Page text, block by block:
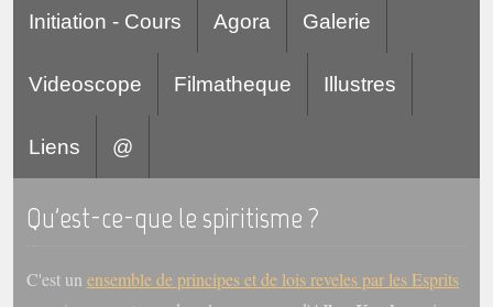
Initiation - Cours Agora Galerie
Videoscope Filmatheque Illustres
Liens @
Qu'est-ce-que le spiritisme ?
C'est un ensemble de principes et de lois reveles par les Esprits